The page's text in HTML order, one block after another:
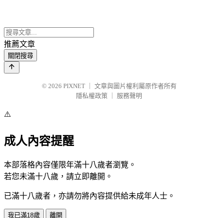
推薦文章
關閉搜尋
© 2026 PIXNET
文章與圖片權利屬原作者所有
隱私權政策
服務聲明
⚠️
成人內容提醒
本部落格內容僅限年滿十八歲者瀏覽。
若您未滿十八歲，請立即離開。
已滿十八歲者，亦請勿將內容提供給未成年人士。
我已滿18歲 離開